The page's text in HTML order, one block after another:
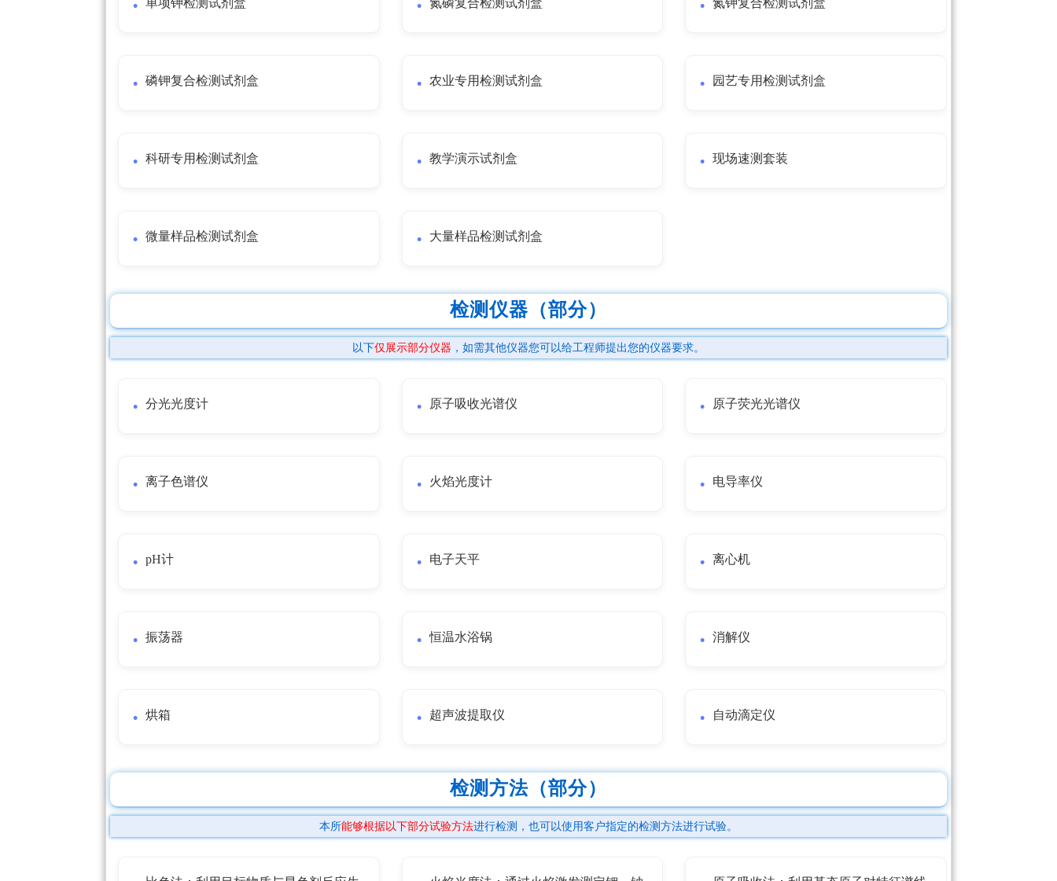
单项钾检测试剂盒 氮磷复合检测试剂盒 氮钾复合检测试剂盒
磷钾复合检测试剂盒 农业专用检测试剂盒 园艺专用检测试剂盒
科研专用检测试剂盒 教学演示试剂盒 现场速测套装
微量样品检测试剂盒 大量样品检测试剂盒
检测仪器（部分）
以下仅展示部分仪器 ，如需其他仪器您可以给工程师提出您的仪器要求。
分光光度计 原子吸收光谱仪 原子荧光光谱仪
离子色谱仪 火焰光度计 电导率仪
pH计 电子天平 离心机
振荡器 恒温水浴锅 消解仪
烘箱 超声波提取仪 自动滴定仪
检测方法（部分）
本所能够根据以下部分试验方法进行检测，也可以使用客户指定的检测方法进行试验。